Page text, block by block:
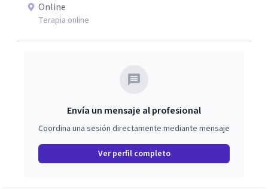
emociones, integrando herramientas basadas en
evidencia con una comprensión profunda de la historia y
Online
Terapia online
Envía un mensaje al profesional
Coordina una sesión directamente mediante mensaje
Ver perfil completo